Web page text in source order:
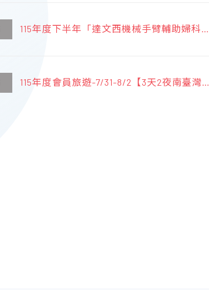
115年度下半年「達文西機械手臂輔助婦科手
115年度會員旅遊-7/31-8/2【3天2夜南臺灣墾